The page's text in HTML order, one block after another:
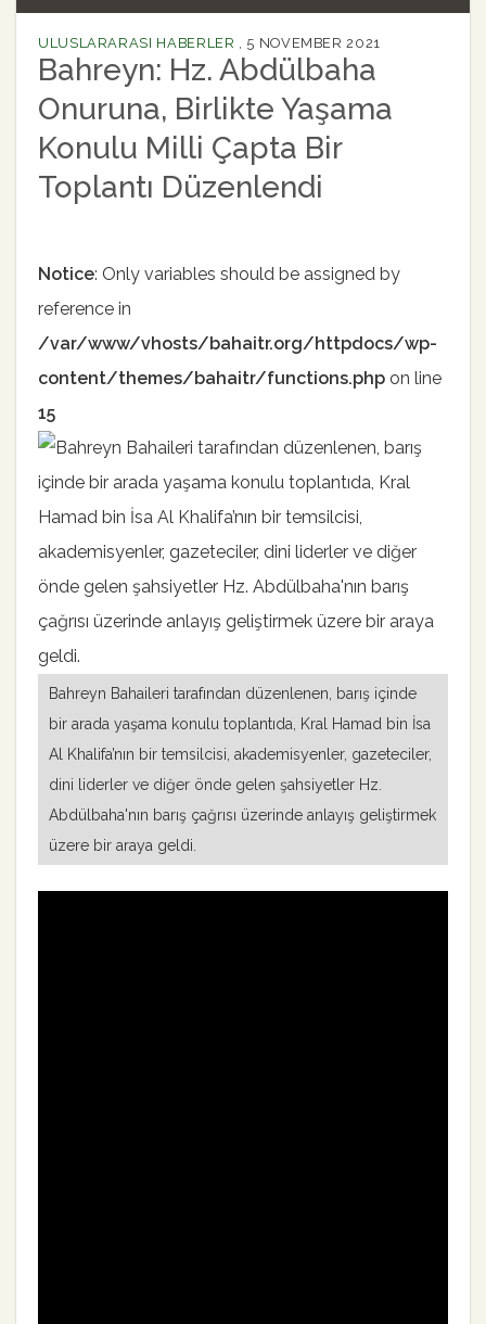
ULUSLARARASI HABERLER , 5 NOVEMBER 2021
Bahreyn: Hz. Abdülbaha
Onuruna, Birlikte Yaşama
Konulu Milli Çapta Bir
Toplantı Düzenlendi
Notice: Only variables should be assigned by
reference in
/var/www/vhosts/bahaitr.org/httpdocs/wp-
content/themes/bahaitr/functions.php on line
15
Bahreyn Bahaileri tarafından düzenlenen, barış içinde
bir arada yaşama konulu toplantıda, Kral Hamad bin İsa
Al Khalifa’nın bir temsilcisi, akademisyenler, gazeteciler,
dini liderler ve diğer önde gelen şahsiyetler Hz.
Abdülbaha'nın barış çağrısı üzerinde anlayış geliştirmek
üzere bir araya geldi.